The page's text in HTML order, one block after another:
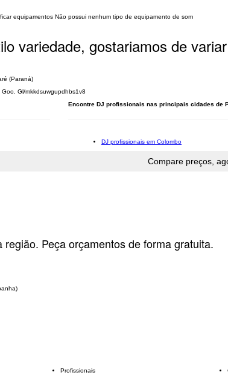
equipamentos Não possui nenhum tipo de equipamento de som
variedade, gostariamos de
(Paraná)
Gl/mkkdsuwgupdhbs1v8
Encontre DJ profissionais nas principais cidades de
DJ profissionais em Colombo
Peça orçamentos de forma gratuita.
Profissionais